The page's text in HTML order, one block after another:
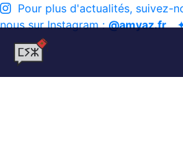
Pour plus d'actualités, suivez-
nous sur Instagram :@amyaz.fr